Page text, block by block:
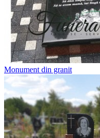
Monument din granit